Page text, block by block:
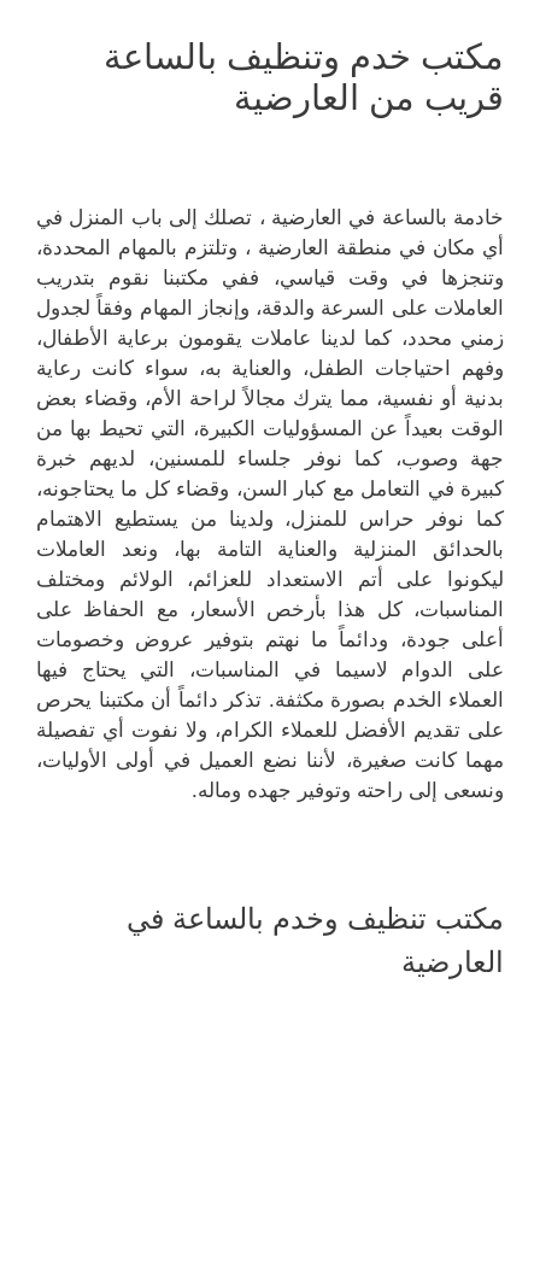
مكتب خدم وتنظيف بالساعة
قريب من العارضية
خادمة بالساعة في العارضية ، تصلك إلى باب المنزل في
أي مكان في منطقة العارضية ، وتلتزم بالمهام المحددة،
وتنجزها في وقت قياسي، ففي مكتبنا نقوم بتدريب
العاملات على السرعة والدقة، وإنجاز المهام وفقاً لجدول
زمني محدد، كما لدينا عاملات يقومون برعاية الأطفال،
وفهم احتياجات الطفل، والعناية به، سواء كانت رعاية
بدنية أو نفسية، مما يترك مجالاً لراحة الأم، وقضاء بعض
الوقت بعيداً عن المسؤوليات الكبيرة، التي تحيط بها من
جهة وصوب، كما نوفر جلساء للمسنين، لديهم خبرة
كبيرة في التعامل مع كبار السن، وقضاء كل ما يحتاجونه،
كما نوفر حراس للمنزل، ولدينا من يستطيع الاهتمام
بالحدائق المنزلية والعناية التامة بها، ونعد العاملات
ليكونوا على أتم الاستعداد للعزائم، الولائم ومختلف
المناسبات، كل هذا بأرخص الأسعار، مع الحفاظ على
أعلى جودة، ودائماً ما نهتم بتوفير عروض وخصومات
على الدوام لاسيما في المناسبات، التي يحتاج فيها
العملاء الخدم بصورة مكثفة. تذكر دائماً أن مكتبنا يحرص
على تقديم الأفضل للعملاء الكرام، ولا نفوت أي تفصيلة
مهما كانت صغيرة، لأننا نضع العميل في أولى الأوليات،
ونسعى إلى راحته وتوفير جهده وماله.
مكتب تنظيف وخدم بالساعة في
العارضية